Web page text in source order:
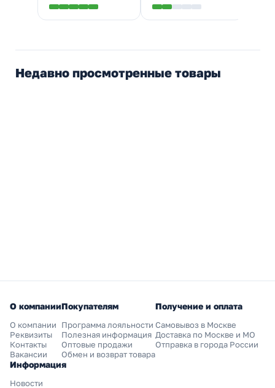
Недавно просмотренные товары
О компании
О компании
Реквизиты
Контакты
Вакансии
Покупателям
Программа лояльности
Полезная информация
Оптовые продажи
Обмен и возврат товара
Получение и оплата
Самовывоз в Москве
Доставка по Москве и МО
Отправка в города России
Информация
Новости